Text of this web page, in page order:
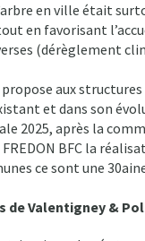
en ville était
en favorisant
(dérèglement
propose aux
et dans son
2025, après la
BFC la
ce sont une
de Valentigney &